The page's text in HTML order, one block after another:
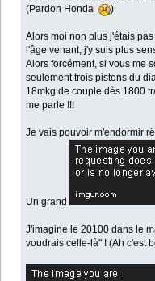
(Pardon Honda
)
Alors moi non plus j'étais
l'âge venant, j'y suis plus
Alors forcément, si vous me
seulement trois pistons du
18mkg de couple dès 1800
me parle !!!
Je vais pouvoir m'endormir
Un grand
J'imagine le 20100 dans le
voudrais celle-là" ! (Ah c'est